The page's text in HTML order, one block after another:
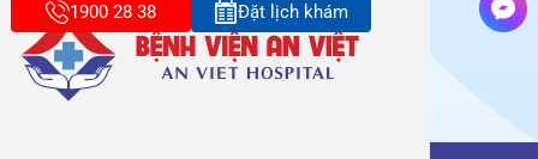
1900 28 38 Đặt lịch khám